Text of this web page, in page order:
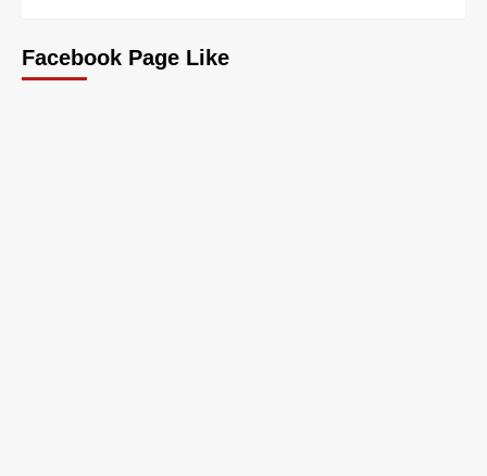
Facebook Page Like